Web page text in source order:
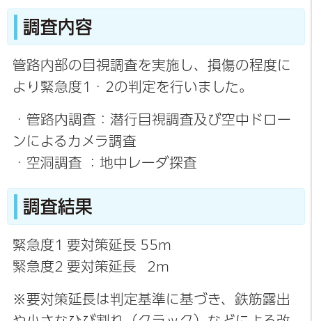
調査内容
管路内部の目視調査を実施し、損傷の程度に
より緊急度1・2の判定を行いました。
・管路内調査：潜行目視調査及び空中ドロー
ンによるカメラ調査
・空洞調査 ：地中レーダ探査
調査結果
緊急度1 要対策延長 55m
緊急度2 要対策延長 2m
※要対策延長は判定基準に基づき、鉄筋露出